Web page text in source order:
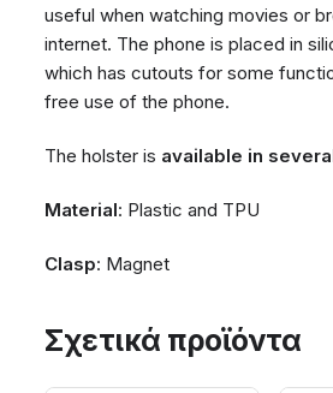
useful when watching movies or
internet. The phone is placed in
which has cutouts for some
free use of the phone.
The holster is available in
Material: Plastic and TPU
Clasp: Magnet
Σχετικά προϊόντα